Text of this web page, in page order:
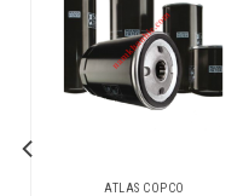
ATLAS COPCO